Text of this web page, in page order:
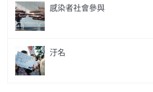
感染者社會參與
汙名